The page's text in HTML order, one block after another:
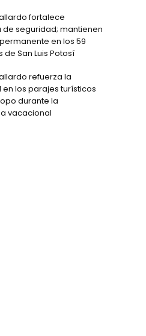
fortalece
seguridad; mantienen
en los 59
de San Luis Potosí
refuerza la
los parajes turísticos
durante la
vacacional